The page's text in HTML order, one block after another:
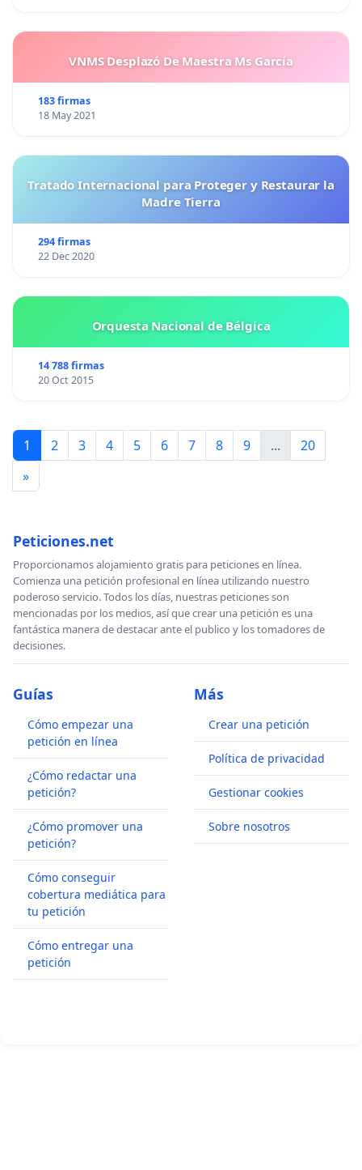
VNMS Desplazó De Maestra Ms García
183 firmas
18 May 2021
Tratado Internacional para Proteger y Restaurar la
Madre Tierra
294 firmas
22 Dec 2020
Orquesta Nacional de Bélgica
14 788 firmas
20 Oct 2015
1 2 3 4 5 6 7 8 9 ...
20
»
Peticiones.net
Proporcionamos alojamiento gratis para peticiones en línea.
Comienza una petición profesional en línea utilizando nuestro
poderoso servicio. Todos los días, nuestras peticiones son
mencionadas por los medios, así que crear una petición es una
fantástica manera de destacar ante el publico y los tomadores de
decisiones.
Guías
Cómo empezar una
petición en línea
¿Cómo redactar una
petición?
¿Cómo promover una
petición?
Cómo conseguir
cobertura mediática para
tu petición
Cómo entregar una
petición
Más
Crear una petición
Política de privacidad
Gestionar cookies
Sobre nosotros